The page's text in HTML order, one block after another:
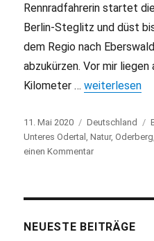
Rennradfahrerin startet
Berlin-Steglitz und düst
dem Regio nach
abzukürzen. Vor mir
Kilometer …„Oder-Neiße-
weiterlesen
Veröffentlicht
am
11. Mai 2020 Kategorien
Deutschland
Unteres Odertal
,Natur,Oderberg
einen Kommentar
im
NEUESTE BEITRÄGE